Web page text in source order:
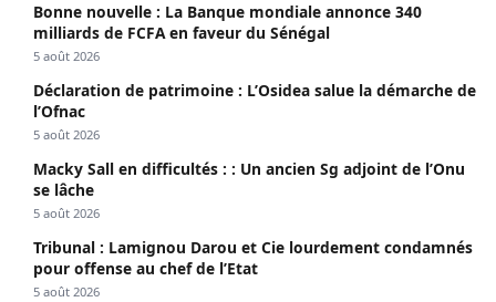
Bonne nouvelle : La Banque mondiale annonce 340
milliards de FCFA en faveur du Sénégal
5 août 2026
Déclaration de patrimoine : L’Osidea salue la démarche de
l’Ofnac
5 août 2026
Macky Sall en difficultés : : Un ancien Sg adjoint de l’Onu
se lâche
5 août 2026
Tribunal : Lamignou Darou et Cie lourdement condamnés
pour offense au chef de l’Etat
5 août 2026